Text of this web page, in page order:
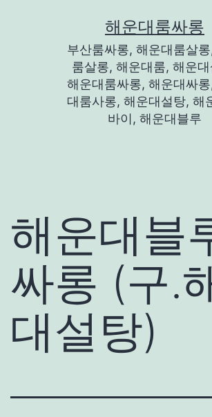
해운대룸싸롱
부산룸싸롱, 해운대룸살
룸살롱, 해운대룸, 해운
해운대룸싸롱, 해운대싸
대룸사롱, 해운대설탕, 해
바이, 해운대블루
해운대블
싸롱 (구.
대설탕)